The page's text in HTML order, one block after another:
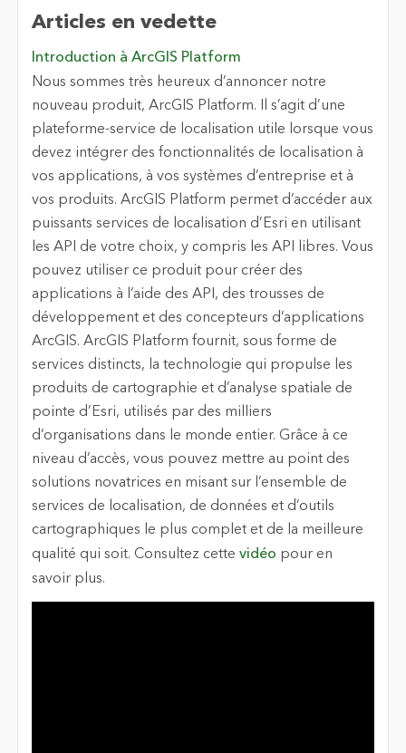
Articles en vedette
Introduction à ArcGIS Platform
Nous sommes très heureux d’annoncer notre
nouveau produit, ArcGIS Platform. Il s’agit d’une
plateforme-service de localisation utile lorsque vous
devez intégrer des fonctionnalités de localisation à
vos applications, à vos systèmes d’entreprise et à
vos produits. ArcGIS Platform permet d’accéder aux
puissants services de localisation d’Esri en utilisant
les API de votre choix, y compris les API libres. Vous
pouvez utiliser ce produit pour créer des
applications à l’aide des API, des trousses de
développement et des concepteurs d’applications
ArcGIS. ArcGIS Platform fournit, sous forme de
services distincts, la technologie qui propulse les
produits de cartographie et d’analyse spatiale de
pointe d’Esri, utilisés par des milliers
d’organisations dans le monde entier. Grâce à ce
niveau d’accès, vous pouvez mettre au point des
solutions novatrices en misant sur l’ensemble de
services de localisation, de données et d’outils
cartographiques le plus complet et de la meilleure
qualité qui soit. Consultez cette vidéo pour en
savoir plus.